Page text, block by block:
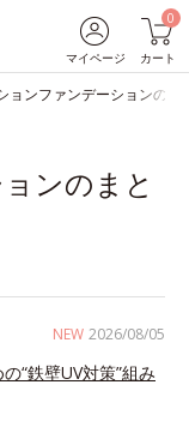
マイページ
0
カート
ョンファンデーションのま
ンのまと
NEW 2026/08/05
“鉄壁UV対策”組み